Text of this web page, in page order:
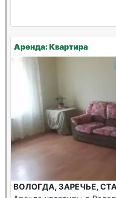
Аренда: Квартира
ВОЛОГДА, ЗАРЕЧЬЕ,